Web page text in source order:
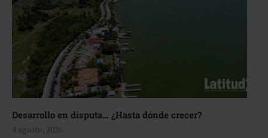
Desarrollo en disputa… ¿Hasta dónde crecer?
4 agosto, 2026